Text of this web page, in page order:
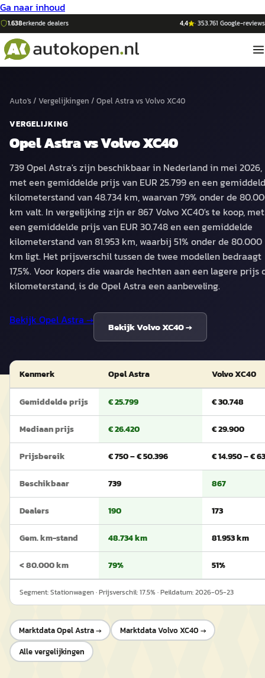
Ga naar inhoud
1.638erkende dealers 4,4 ·353.761 Google-reviews
Auto's/ Vergelijkingen / Opel AstravsVolvo XC40
VERGELIJKING
Opel AstravsVolvo XC40
739 Opel Astra's zijn beschikbaar in Nederland in mei 2026,
met een gemiddelde prijs van EUR 25.799 en een
kilometerstand van 48.734 km, waarvan 79% onder de
km valt. In vergelijking zijn er 867 Volvo XC40's te koop, met
een gemiddelde prijs van EUR 30.748 en een gemiddelde
kilometerstand van 81.953 km, waarbij 51% onder de 80.000
km ligt. Het prijsverschil tussen de twee modellen bedraagt
17,5%. Voor kopers die waarde hechten aan een lagere prijs
kilometerstand, is de Opel Astra een aanbeveling.
Bekijk Opel Astra →
BekijkVolvo XC40→
Kenmerk Opel Astra Volvo XC40
Gemiddelde prijs € 25.799 € 30.748
Mediaan prijs € 26.420 € 29.900
Prijsbereik € 750 – € 50.396 € 14.950 – €
Beschikbaar 739 867
Dealers 190 173
Gem. km-stand 48.734 km 81.953 km
< 80.000 km 79% 51%
Segment:Stationwagen· Prijsverschil:17.5% · Peildatum:2026-05-23
MarktdataOpel Astra→ MarktdataVolvo XC40 →
Alle vergelijkingen